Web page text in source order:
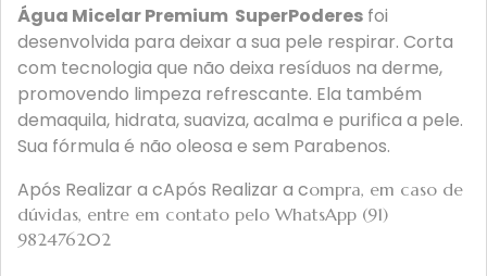
Água Micelar Premium SuperPoderes foi
desenvolvida para deixar a sua pele respirar. Corta
com tecnologia que não deixa resíduos na derme,
promovendo limpeza refrescante. Ela também
demaquila, hidrata, suaviza, acalma e purifica a pele.
Sua fórmula é não oleosa e sem Parabenos.
Após Realizar a cApós Realizar a compra, em caso de
dúvidas, entre em contato pelo WhatsApp (91)
982476202